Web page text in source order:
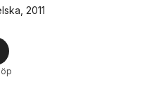
2011